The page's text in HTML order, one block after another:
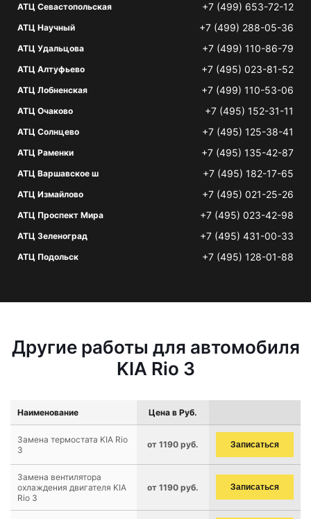
АТЦ Севастопольская +7 (499) 653-72-12
АТЦ Научный +7 (499) 288-05-36
АТЦ Удальцова +7 (499) 110-86-79
АТЦ Алтуфьево +7 (495) 023-81-52
АТЦ Лобненская +7 (499) 110-53-06
АТЦ Очаково +7 (495) 152-31-11
АТЦ Солнцево +7 (495) 125-38-41
АТЦ Раменки +7 (495) 135-42-87
АТЦ Варшавское ш +7 (495) 182-17-65
АТЦ Измайлово +7 (495) 021-25-26
АТЦ Проспект Мира +7 (495) 023-42-98
АТЦ Зеленоград +7 (495) 431-00-33
АТЦ Подольск +7 (495) 128-01-88
Другие работы для автомобиля
KIA Rio 3
Наименование Цена в Руб.
Замена термостата KIA Rio
3
от 1190 руб. Записаться
Замена вентилятора
охлаждения двигателя KIA
Rio 3
от 1190 руб. Записаться